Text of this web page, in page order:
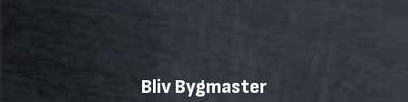
Bliv Bygmaster